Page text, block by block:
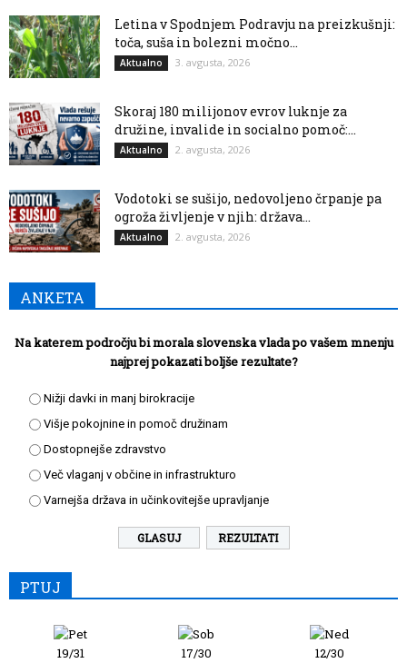
Letina v Spodnjem Podravju na preizkušnji:
toča, suša in bolezni močno...
Aktualno 3. avgusta, 2026
Skoraj 180 milijonov evrov luknje za
družine, invalide in socialno pomoč:...
Aktualno 2. avgusta, 2026
Vodotoki se sušijo, nedovoljeno črpanje pa
ogroža življenje v njih: država...
Aktualno 2. avgusta, 2026
ANKETA
Na katerem področju bi morala slovenska vlada po vašem mnenju
najprej pokazati boljše rezultate?
Nižji davki in manj birokracije
Višje pokojnine in pomoč družinam
Dostopnejše zdravstvo
Več vlaganj v občine in infrastrukturo
Varnejša država in učinkovitejše upravljanje
REZULTATI
PTUJ
19/31
17/30
12/30